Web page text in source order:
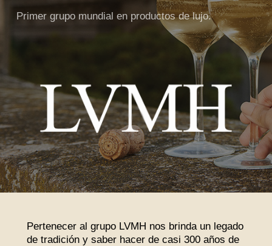
Primer grupo mundial en productos de lujo.
Pertenecer al grupo LVMH nos brinda un legado
de tradición y saber hacer de casi 300 años de